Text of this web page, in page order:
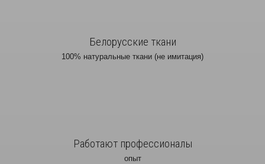
Белорусские ткани
100% натуральные ткани (не имитация)
Работают профессионалы
опыт